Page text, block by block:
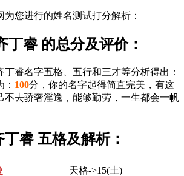
您进行的姓名测试打分解析：
丁睿 的总分及评价：
睿名字五格、五行和三才等分析得出：
100分，你的名字起得简直完美，有这
不去骄奢淫逸，能够勤劳，一生都会一帆
睿 五格及解析：
天格->15(土)